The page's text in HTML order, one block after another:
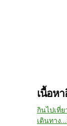
เนื้อห
กินไปเที่
เดินทาง